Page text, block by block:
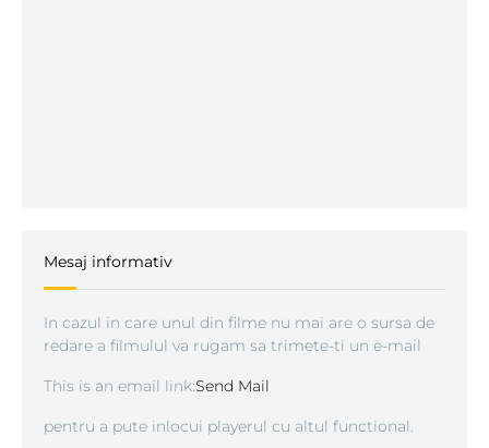
Mesaj informativ
In cazul in care unul din filme nu mai are o sursa de
redare a filmulul va rugam sa trimete-ti un e-mail
This is an email link:Send Mail
pentru a pute inlocui playerul cu altul functional.